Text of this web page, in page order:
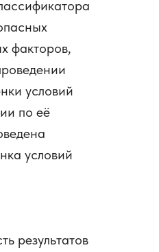
факторов,
условий
по её
условий
результатов